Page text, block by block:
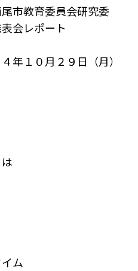
市教育委員会研究委
会レポート
年１０月２９日（月）
ム